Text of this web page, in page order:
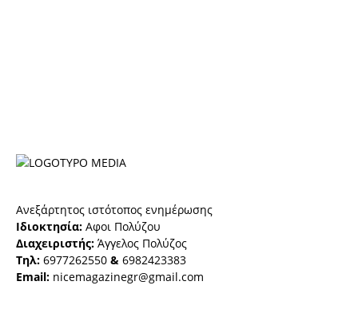
Ανεξάρτητος ιστότοπος ενημέρωσης
Ιδιοκτησία: Αφοι Πολύζου
Διαχειριστής: Άγγελος Πολύζος
Τηλ: 6977262550 & 6982423383
Email: nicemagazinegr@gmail.com